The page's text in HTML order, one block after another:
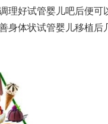
理好试管婴儿吧后便可
身体状试管婴儿移植后